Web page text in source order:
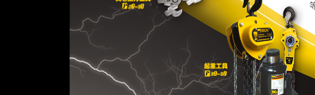
等规格的